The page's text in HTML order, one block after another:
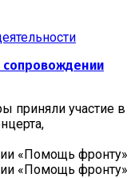
сопровождении
приняли участие в
«Помощь фронту»
«Помощь фронту»